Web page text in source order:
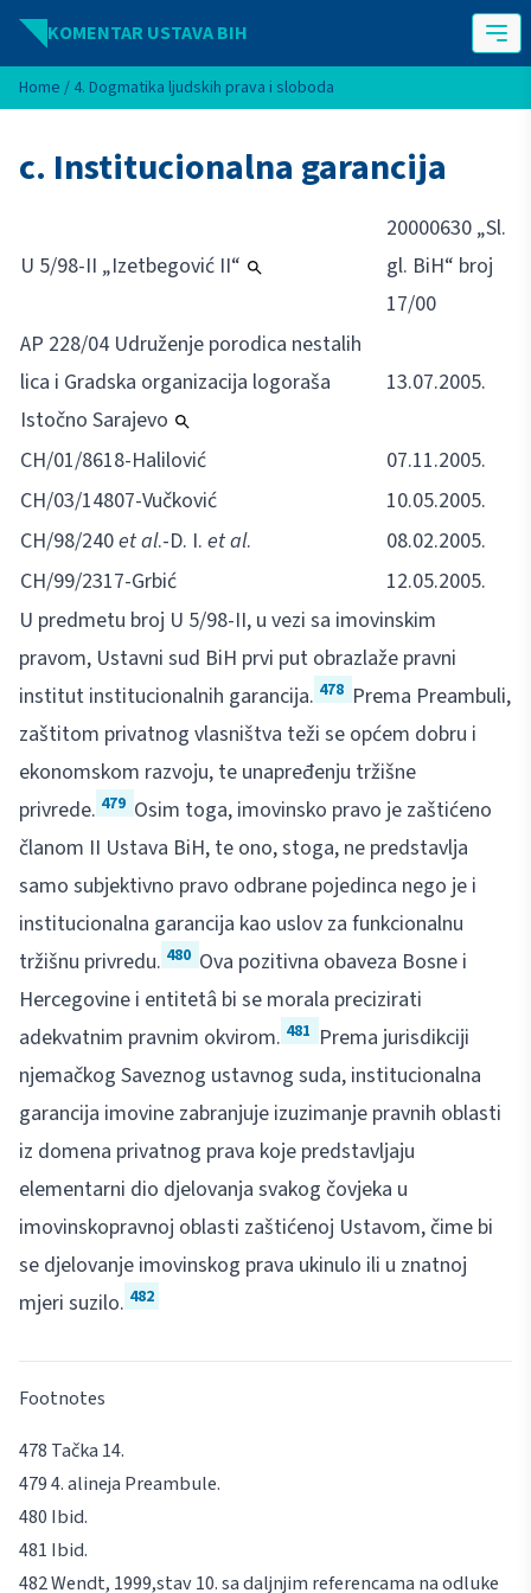
Idi na sadržaj
KOMENTAR USTAVA BIH
Home / 4. Dogmatika ljudskih prava i sloboda
c. Institucionalna garancija
U 5/98-II „Izetbegović II“
20000630 „Sl.
gl. BiH“ broj
17/00
AP 228/04 Udruženje porodica nestalih
lica i Gradska organizacija logoraša
Istočno Sarajevo
13.07.2005.
CH/01/8618-Halilović
07.11.2005.
CH/03/14807-Vučković
10.05.2005.
CH/98/240et al.-D. I. et al.
08.02.2005.
CH/99/2317-Grbić
12.05.2005.
U predmetu broj U 5/98-II, u vezi sa imovinskim
pravom, Ustavni sud BiH prvi put obrazlaže pravni
institut institucionalnih garancija. 478 Prema Preambuli,
zaštitom privatnog vlasništva teži se općem dobru i
ekonomskom razvoju, te unapređenju tržišne
privrede. 479 Osim toga, imovinsko pravo je zaštićeno
članom II Ustava BiH, te ono, stoga, ne predstavlja
samo subjektivno pravo odbrane pojedinca nego je i
institucionalna garancija kao uslov za funkcionalnu
tržišnu privredu. 480 Ova pozitivna obaveza Bosne i
Hercegovine i entitetâ bi se morala precizirati
adekvatnim pravnim okvirom. 481 Prema jurisdikciji
njemačkog Saveznog ustavnog suda, institucionalna
garancija imovine zabranjuje izuzimanje pravnih oblasti
iz domena privatnog prava koje predstavljaju
elementarni dio djelovanja svakog čovjeka u
imovinskopravnoj oblasti zaštićenoj Ustavom, čime bi
se djelovanje imovinskog prava ukinulo ili u znatnoj
mjeri suzilo. 482
Footnotes
Tačka 14.
4. alineja Preambule.
Ibid.
Ibid.
Wendt, 1999,stav 10. sa daljnjim referencama na odluke